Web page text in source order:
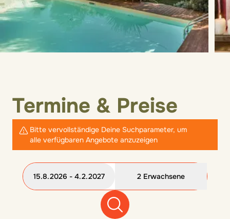
Termine & Preise
Bitte vervollständige Deine Suchparameter, um
alle verfügbaren Angebote anzuzeigen
15.8.2026 - 4.2.2027 2 Erwachsene